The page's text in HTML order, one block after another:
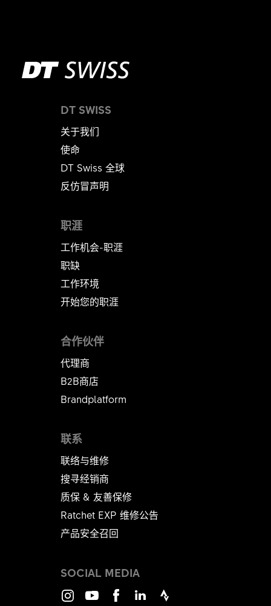
DT SWISS
关于我们
使命
DT Swiss 全球
反仿冒声明
职涯
工作机会-职涯
职缺
工作环境
开始您的职涯
联系
联络与维修
搜寻经销商
质保 & 友善保修
Ratchet EXP 维修公告​​​​​​​
产品安全召回
合作伙伴
代理商
B2B商店
Brandplatform
SOCIAL MEDIA